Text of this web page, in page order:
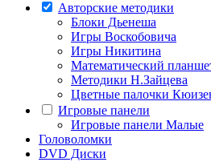
Авторские методики
Блоки Дьенеша
Игры Воскобовича
Игры Никитина
Математический
Методики Н.Зайцева
Цветные палочки
Игровые панели
Игровые панели Малые
Головоломки
DVD Диски